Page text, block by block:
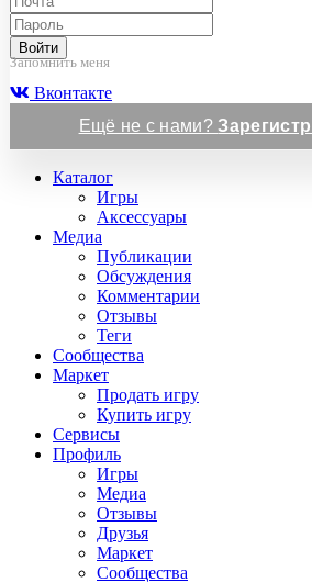
Войти
Запомнить меня
Вконтакте
Ещё не с нами?
Каталог
Игры
Аксессуары
Медиа
Публикации
Обсуждения
Комментарии
Отзывы
Теги
Сообщества
Маркет
Продать игру
Купить игру
Сервисы
Профиль
Игры
Медиа
Отзывы
Друзья
Маркет
Сообщества